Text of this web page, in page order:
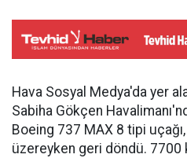
Hava Sosyal Medya'da yer
Sabiha Gökçen
Boeing 737 MAX 8 tipi
üzereyken geri döndü. 7700